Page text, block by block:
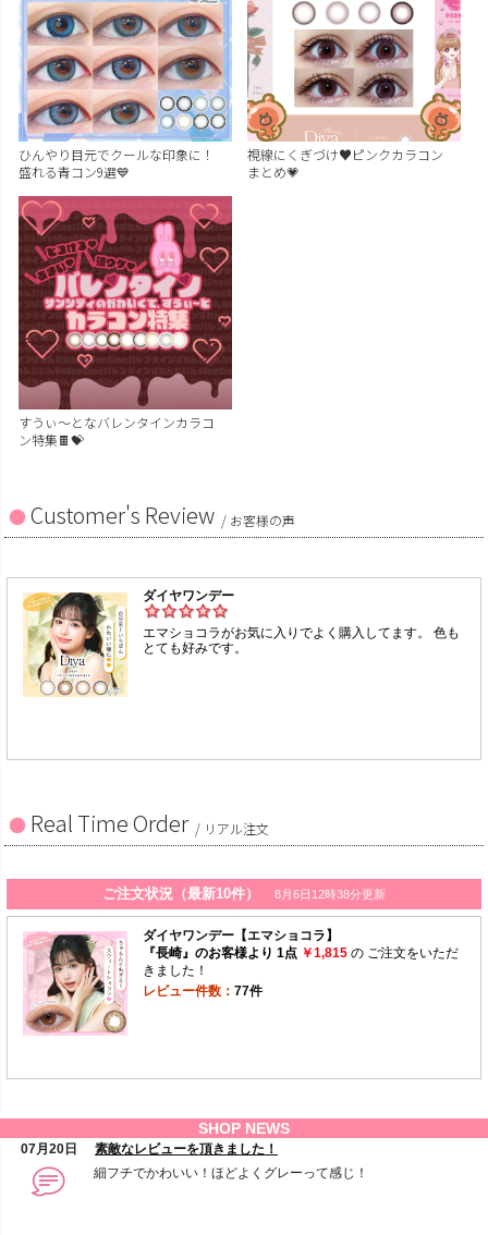
ひんやり目元でクールな印象に！
盛れる青コン9選💙
視線にくぎづけ♥ピンクカラコン
まとめ💗
すうぃ～となバレンタインカラコ
ン特集🍫💝
Customer's Review / お客様の声
Real Time Order / リアル注文